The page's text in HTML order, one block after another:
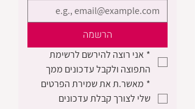
הרשמה
*
התפוצה ולקבל עדכונים ממך
*